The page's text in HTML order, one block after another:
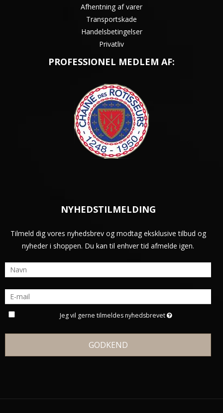
Afhentning af varer
Transportskade
Handelsbetingelser
Privatliv
PROFESSIONEL MEDLEM AF:
NYHEDSTILMELDING
Tilmeld dig vores nyhedsbrev og modtag eksklusive tilbud og
nyheder i shoppen. Du kan til enhver tid afmelde igen.
Jeg vil gerne tilmeldes nyhedsbrevet
GODKEND